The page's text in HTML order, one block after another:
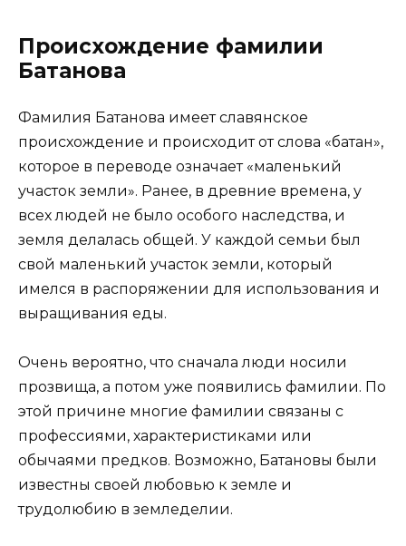
Происхождение фамилии
Батанова
Фамилия Батанова имеет славянское
происхождение и происходит от слова «батан»,
которое в переводе означает «маленький
участок земли». Ранее, в древние времена, у
всех людей не было особого наследства, и
земля делалась общей. У каждой семьи был
свой маленький участок земли, который
имелся в распоряжении для использования и
выращивания еды.
Очень вероятно, что сначала люди носили
прозвища, а потом уже появились фамилии. По
этой причине многие фамилии связаны с
профессиями, характеристиками или
обычаями предков. Возможно, Батановы были
известны своей любовью к земле и
трудолюбию в земледелии.